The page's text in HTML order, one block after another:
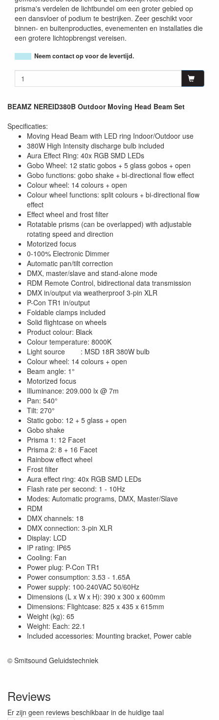
prisma's verdelen de lichtbundel om een groter gebied op
een dansvloer of podium te bestrijken. Zeer geschikt voor
binnen- en buitenproducties, evenementen en installaties die
een grotere lichtopbrengst vereisen.
Neem contact op voor de levertijd.
BEAMZ NEREID380B Outdoor Moving Head Beam Set
Specificaties:
Moving Head Beam with LED ring Indoor/Outdoor use
380W High Intensity discharge bulb included
Aura Effect Ring: 40x RGB SMD LEDs
Gobo Wheel: 12 static gobos + 5 glass gobos + open
Gobo functions: gobo shake + bi-directional flow effect
Colour wheel: 14 colours + open
Colour wheel functions: split colours + bi-directional flow
effect
Effect wheel and frost filter
Rotatable prisms (can be overlapped) with adjustable
rotating speed and direction
Motorized focus
0-100% Electronic Dimmer
Automatic pan/tilt correction
DMX, master/slave and stand-alone mode
RDM Remote Control, bidirectional data transmission
DMX in/output via weatherproof 3-pin XLR
P-Con TR1 in/output
Foldable clamps included
Solid flightcase on wheels
Product colour: Black
Colour temperature: 8000K
Light source : MSD 18R 380W bulb
Colour wheel: 14 colours + open
Beam angle: 1°
Motorized focus
Illuminance: 209.000 lx @ 7m
Pan: 540°
Tilt: 270°
Static gobo: 12 + 5 glass + open
Gobo shake
Prisma 1: 12 Facet
Prisma 2: 8 + 16 Facet
Rainbow effect wheel
Frost filter
Aura effect ring: 40x RGB SMD LEDs
Flash rate per second: 1 - 10Hz
Modes: Automatic programs, DMX, Master/Slave
RDM
DMX channels: 18
DMX connection: 3-pin XLR
Display: LCD
IP rating: IP65
Cooling: Fan
Power plug: P-Con TR1
Power consumption: 3.53 - 1.65A
Power supply: 100-240VAC 50/60Hz
Dimensions (L x W x H): 390 x 300 x 600mm
Dimensions: Flightcase: 825 x 435 x 615mm
Weight (kg): 65
Weight: Each: 22.1
Included accessories: Mounting bracket, Power cable
© Smitsound Geluidstechniek
Reviews
Er zijn geen reviews beschikbaar in de huidige taal